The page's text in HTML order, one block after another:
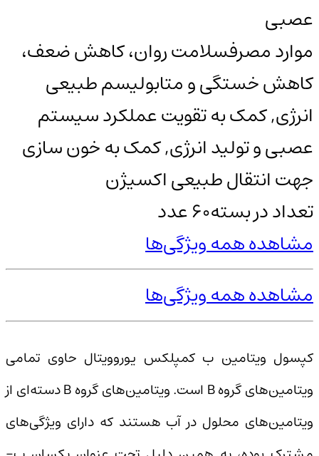
عصبی
موارد مصرفسلامت روان، کاهش ضعف،
کاهش خستگی و متابولیسم طبیعی
انرژی, کمک به تقویت عملکرد سیستم
عصبی و تولید انرژی, کمک به خون سازی
جهت انتقال طبیعی اکسیژن
تعداد در بسته60 عدد
مشاهده همه ویژگی‌ها
مشاهده همه ویژگی‌ها
کپسول ویتامین ب کمپلکس یوروویتال حاوی تمامی
ویتامین‌های گروه B است. ویتامین‌های گروه B دسته‌ای از
ویتامین‌های محلول در آب هستند که دارای ویژگی‌های